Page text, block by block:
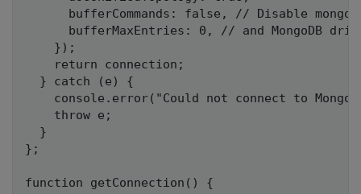
bufferCommands: false, // Disable
bufferMaxEntries: 0, // and MongoDB
    });
    return connection;
  } catch (e) {
console.error("Could not connect to
    throw e;
  }
};
function getConnection() {